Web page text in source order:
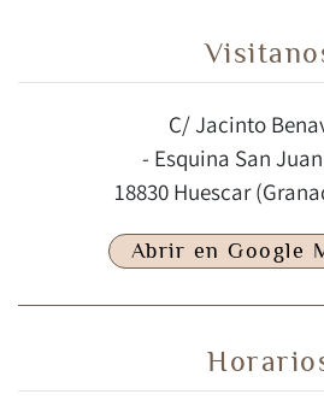
C/ Jacinto
- Esquina San
18830 Huescar
Abrir en Google